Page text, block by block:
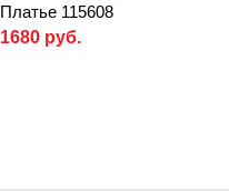
Платье 115608
1680 руб.